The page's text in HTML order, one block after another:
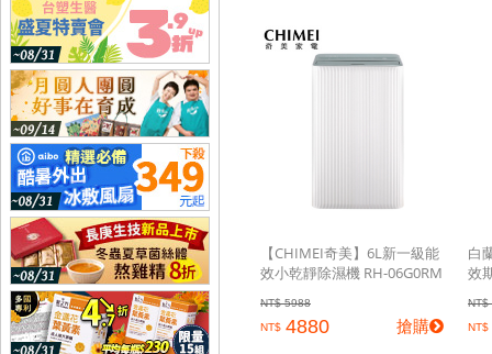
【CHIMEI奇美】6L新一級能
效小乾靜除濕機 RH-06G0RM
NT$ 5988
NT$ 4880 搶購
白
效
NT$
NT$